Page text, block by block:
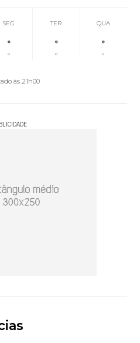
SEG
°
°
TER
°
°
QUA
°
°
às 21h00